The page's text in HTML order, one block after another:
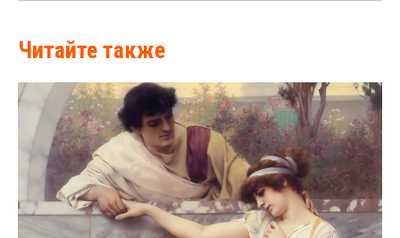
Читайте также